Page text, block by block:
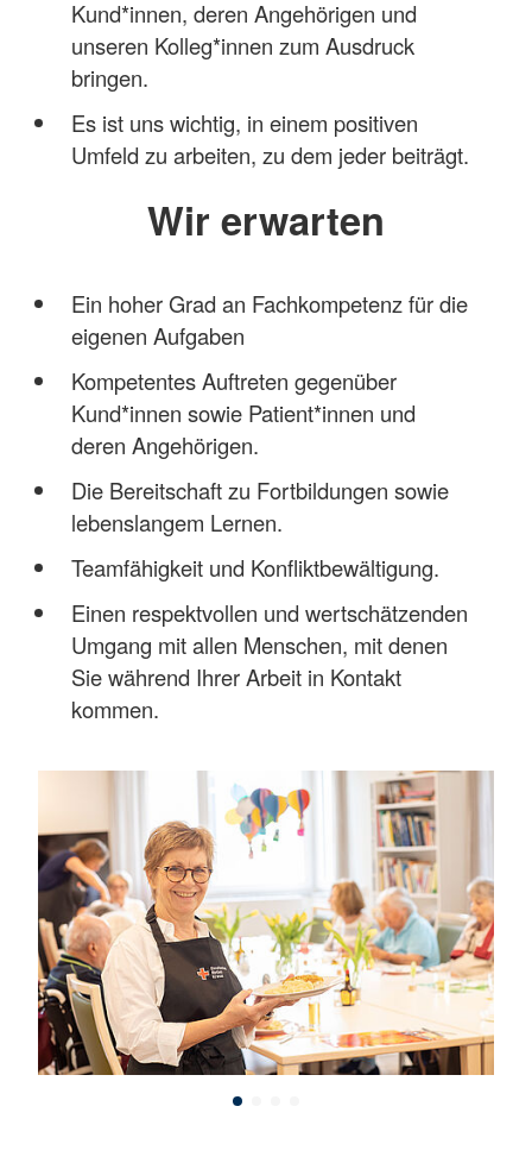
Kund*innen, deren Angehörigen und
unseren Kolleg*innen zum Ausdruck
bringen.
Es ist uns wichtig, in einem positiven
Umfeld zu arbeiten, zu dem jeder beiträgt.
Wir erwarten
Ein hoher Grad an Fachkompetenz für die
eigenen Aufgaben
Kompetentes Auftreten gegenüber
Kund*innen sowie Patient*innen und
deren Angehörigen.
Die Bereitschaft zu Fortbildungen sowie
lebenslangem Lernen.
Teamfähigkeit und Konfliktbewältigung.
Einen respektvollen und wertschätzenden
Umgang mit allen Menschen, mit denen
Sie während Ihrer Arbeit in Kontakt
kommen.